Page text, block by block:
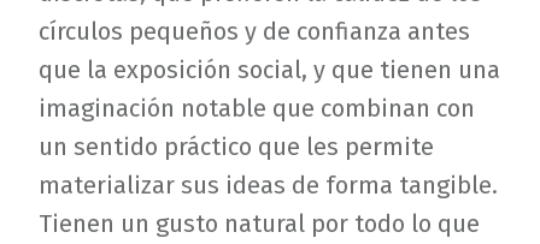
círculos pequeños y de confianza antes
que la exposición social, y que tienen una
imaginación notable que combinan con
un sentido práctico que les permite
materializar sus ideas de forma tangible.
Tienen un gusto natural por todo lo que